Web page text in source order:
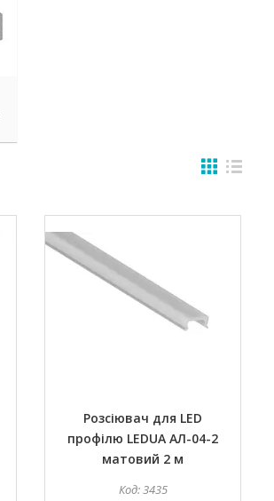
Розсіювач для LED
профілю LEDUA АЛ-04-2
матовий 2 м
3435